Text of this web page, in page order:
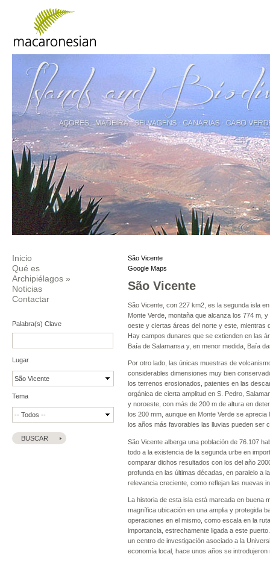
Inicio
Qué es
Archipiélagos »
Noticias
Contactar
Palabra(s) Clave
Lugar
Tema
São Vicente
Google Maps
São Vicente
São Vicente, con 227 km2, es la segunda isla
Monte Verde, montaña que alcanza los 774 m,
oeste y ciertas áreas del norte y este, mientras
Hay campos dunares que se extienden en las
Baía de Salamansa y, en menor medida, Baía
Por otro lado, las únicas muestras de
considerables dimensiones muy bien
los terrenos erosionados, patentes en las
orgánica de cierta amplitud en S. Pedro,
y noroeste, con más de 200 m de altura en
los 200 mm, aunque en Monte Verde se
los años más favorables las lluvias pueden ser
São Vicente alberga una población de 76.107
todo a la existencia de la segunda urbe en
comparar dichos resultados con los del año
profunda en las últimas décadas, en paralelo a
relevancia creciente, como reflejan las nuevas
La historia de esta isla está marcada en buena
magnífica ubicación en una amplia y protegida
operaciones en el mismo, como escala en la
importancia, estrechamente ligada a este
un centro de investigación asociado a la
economía local, hace unos años se